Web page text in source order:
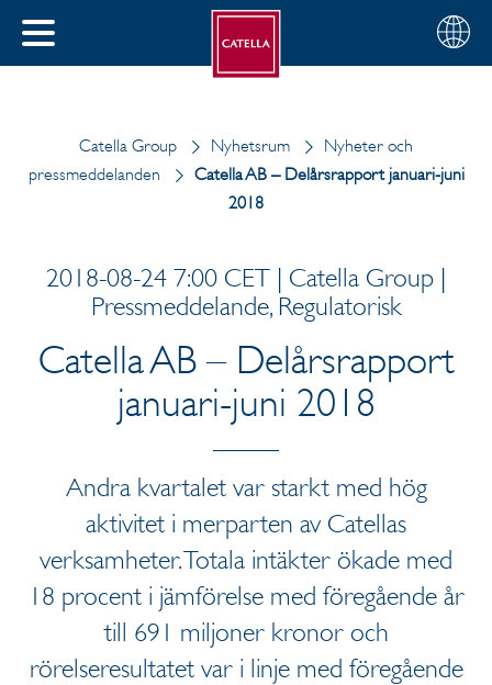
STÄNG
Välj
din
Svenska
Catella Group Nyhetsrum
Nyheter och
pressmeddelanden
Catella AB – Delårsrapport januari-juni
2018
2018-08-24 7:00 CET | Catella Group |
Pressmeddelande, Regulatorisk
Catella AB – Delårsrapport
januari-juni 2018
Andra kvartalet var starkt med hög
aktivitet i merparten av Catellas
verksamheter. Totala intäkter ökade med
18 procent i jämförelse med föregående år
till 691 miljoner kronor och
rörelseresultatet var i linje med föregående